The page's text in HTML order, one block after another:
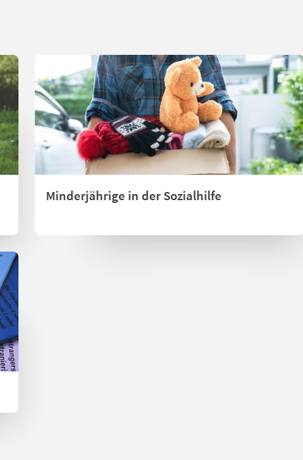
Minderjährige in der Sozialhilfe